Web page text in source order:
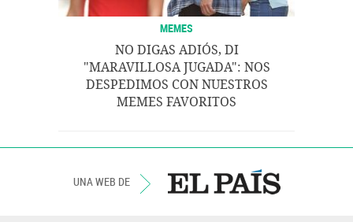
MEMES
NO DIGAS ADIÓS, DI
"MARAVILLOSA JUGADA": NOS
DESPEDIMOS CON NUESTROS
MEMES FAVORITOS
UNA WEB DE